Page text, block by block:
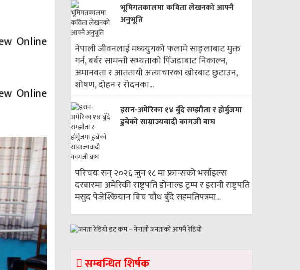
भूमिगतकालमा कविता लेखनको आफ्नै
अनुभूति
नेपाली जीवनलाई मध्ययुगको फलामे साङ्लाबाट मुक्त
गर्न, बर्बर सामन्ती सभ्यताको पिँजडाबाट निकाल्न,
अमानवता र आततायी अत्याचारका खोरबाट छुटाउन,
शोषण, दोहन र रोदनका...
इरान-अमेरिका १४ बुँदे सम्झौता र होर्मुजमा
डुबेको साम्राज्यवादी कागजी बाघ
परिचयः सन् २०२६ जुन १८ मा फ्रान्सको भर्साइल्स
दरबारमा अमेरिकी राष्ट्रपति डोनाल्ड ट्रम्प र इरानी राष्ट्रपति
मसुद पेजेश्कियान बिच चौध बुँदे सहमतिपत्रमा...
सम्बन्धित शिर्षक